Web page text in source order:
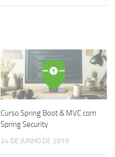
Curso Spring Boot & MVC com
Spring Security
24 DE JUNHO DE 2019